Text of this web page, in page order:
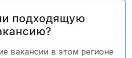
подходящую
вакансии в этом регионе